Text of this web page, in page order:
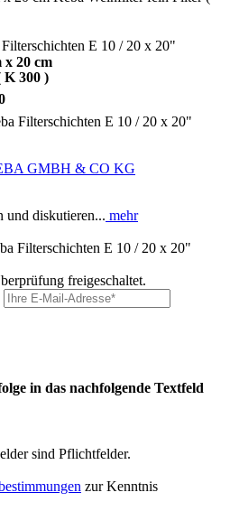
E 10 / 20 x 20"
20 cm
300 )
Filterschichten E 10 / 20 x 20"
GMBH & CO KG
und diskutieren... mehr
Filterschichten E 10 / 20 x 20"
freigeschaltet.
in das nachfolgende Textfeld
sind Pflichtfelder.
zur Kenntnis